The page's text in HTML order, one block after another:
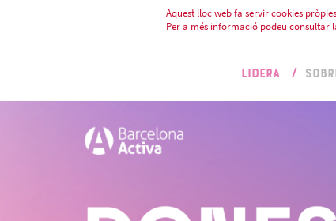
Aquest lloc web fa servir cookies
Per a més informació podeu consultar
LIDERA